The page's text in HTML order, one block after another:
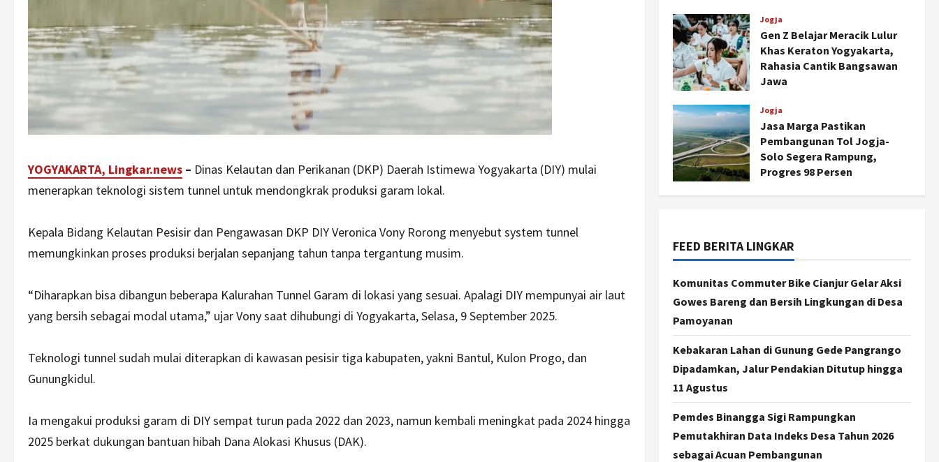
YOGYAKARTA, Lingkar.news – Dinas Kelautan dan Perikanan (DKP) Daerah Istimewa Yogyakarta (DIY) mulai
menerapkan teknologi sistem tunnel untuk mendongkrak produksi garam lokal.
Kepala Bidang Kelautan Pesisir dan Pengawasan DKP DIY Veronica Vony Rorong menyebut system tunnel
memungkinkan proses produksi berjalan sepanjang tahun tanpa tergantung musim.
“Diharapkan bisa dibangun beberapa Kalurahan Tunnel Garam di lokasi yang sesuai. Apalagi DIY mempunyai air laut
yang bersih sebagai modal utama,” ujar Vony saat dihubungi di Yogyakarta, Selasa, 9 September 2025.
Teknologi tunnel sudah mulai diterapkan di kawasan pesisir tiga kabupaten, yakni Bantul, Kulon Progo, dan
Gunungkidul.
Ia mengakui produksi garam di DIY sempat turun pada 2022 dan 2023, namun kembali meningkat pada 2024 hingga
2025 berkat dukungan bantuan hibah Dana Alokasi Khusus (DAK).
Jogja
Gen Z Belajar Meracik Lulur
Khas Keraton Yogyakarta,
Rahasia Cantik Bangsawan
Jawa
Jogja
Jasa Marga Pastikan
Pembangunan Tol Jogja-
Solo Segera Rampung,
Progres 98 Persen
FEED BERITA LINGKAR
Komunitas Commuter Bike Cianjur Gelar Aksi
Gowes Bareng dan Bersih Lingkungan di Desa
Pamoyanan
Kebakaran Lahan di Gunung Gede Pangrango
Dipadamkan, Jalur Pendakian Ditutup hingga
11 Agustus
Pemdes Binangga Sigi Rampungkan
Pemutakhiran Data Indeks Desa Tahun 2026
sebagai Acuan Pembangunan
60 Persen, Pengadaan
Gamelan Rp1,5 Miliar
Jogja
Rampungkan Verifikasi
Indeks Desa 2026, 3 Kalurahan
Raih Status Mandiri
4
Hari Jadi Pati ke-703 Jadi
Momentum Kemajuan, Ini
Pesan Ali Badrudin
Agustus 8, 2026